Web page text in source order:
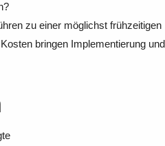
zu einer möglichst
bringen Implementierung